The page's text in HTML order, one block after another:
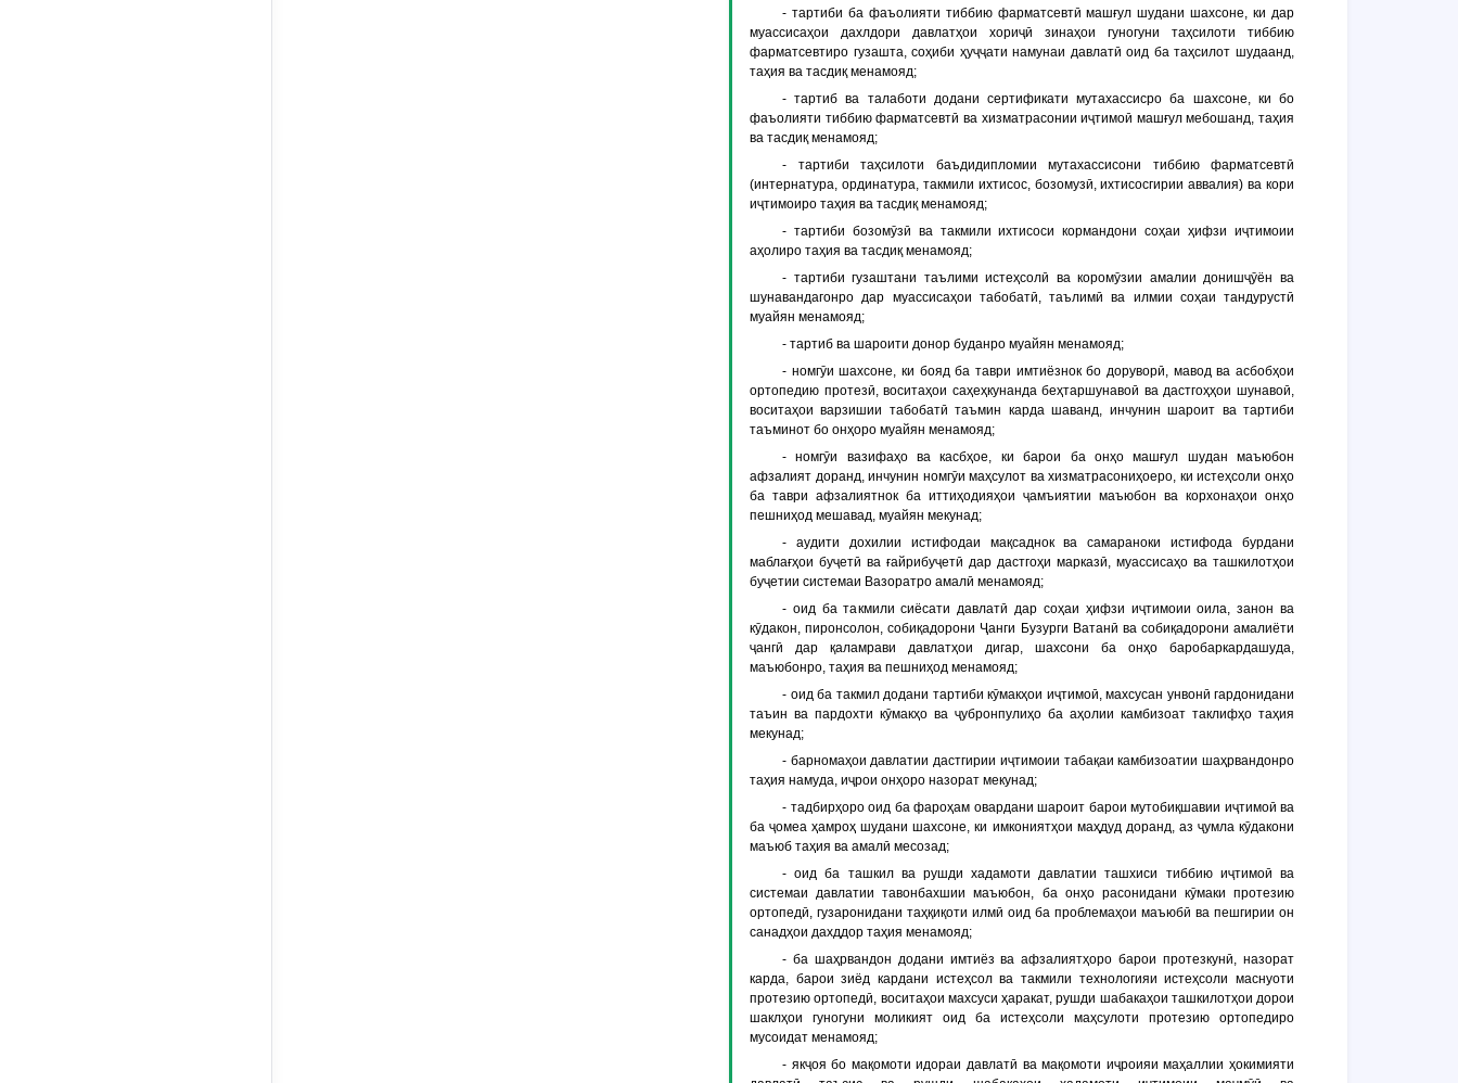
- тартиби ба фаъолияти тиббию фарматсевтӣ машғул шудани шахсоне, ки дар
муассисаҳои дахлдори давлатҳои хориҷӣ зинаҳои гуногуни таҳсилоти тиббию
фарматсевтиро гузашта, соҳиби ҳуҷҷати намунаи давлатӣ оид ба таҳсилот шудаанд,
таҳия ва тасдиқ менамояд;
- тартиб ва талаботи додани сертификати мутахассисро ба шахсоне, ки бо
фаъолияти тиббию фарматсевтӣ ва хизматрасонии иҷтимоӣ машғул мебошанд, таҳия
ва тасдиқ менамояд;
- тартиби таҳсилоти баъдидипломии мутахассисони тиббию фарматсевтӣ
(интернатура, ординатура, такмили ихтисос, бозомузӣ, ихтисосгирии аввалия) ва кори
иҷтимоиро таҳия ва тасдиқ менамояд;
- тартиби бозомӯзӣ ва такмили ихтисоси кормандони соҳаи ҳифзи иҷтимоии
аҳолиро таҳия ва тасдиқ менамояд;
- тартиби гузаштани таълими истеҳсолӣ ва коромӯзии амалии донишҷӯён ва
шунавандагонро дар муассисаҳои табобатӣ, таълимӣ ва илмии соҳаи тандурустӣ
муайян менамояд;
- тартиб ва шароити донор буданро муайян менамояд;
- номгӯи шахсоне, ки бояд ба таври имтиёзнок бо доруворӣ, мавод ва асбобҳои
ортопедию протезӣ, воситаҳои саҳеҳкунанда беҳтаршунавоӣ ва дастгоҳҳои шунавоӣ,
воситаҳои варзишии табобатӣ таъмин карда шаванд, инчунин шароит ва тартиби
таъминот бо онҳоро муайян менамояд;
- номгӯи вазифаҳо ва касбҳое, ки барои ба онҳо машғул шудан маъюбон
афзалият доранд, инчунин номгӯи маҳсулот ва хизматрасониҳоеро, ки истеҳсоли онҳо
ба таври афзалиятнок ба иттиҳодияҳои ҷамъиятии маъюбон ва корхонаҳои онҳо
пешниҳод мешавад, муайян мекунад;
- аудити дохилии истифодаи мақсаднок ва самараноки истифода бурдани
маблағҳои буҷетӣ ва ғайрибуҷетӣ дар дастгоҳи марказӣ, муассисаҳо ва ташкилотҳои
буҷетии системаи Вазоратро амалӣ менамояд;
- оид ба такмили сиёсати давлатӣ дар соҳаи ҳифзи иҷтимоии оила, занон ва
кӯдакон, пиронсолон, собиқадорони Ҷанги Бузурги Ватанӣ ва собиқадорони амалиёти
ҷангӣ дар қаламрави давлатҳои дигар, шахсони ба онҳо баробаркардашуда,
маъюбонро, таҳия ва пешниҳод менамояд;
- оид ба такмил додани тартиби кӯмакҳои иҷтимоӣ, махсусан унвонӣ гардонидани
таъин ва пардохти кӯмакҳо ва ҷубронпулиҳо ба аҳолии камбизоат таклифҳо таҳия
мекунад;
- барномаҳои давлатии дастгирии иҷтимоии табақаи камбизоатии шаҳрвандонро
таҳия намуда, иҷрои онҳоро назорат мекунад;
- тадбирҳоро оид ба фароҳам овардани шароит барои мутобиқшавии иҷтимоӣ ва
ба ҷомеа ҳамроҳ шудани шахсоне, ки имкониятҳои маҳдуд доранд, аз ҷумла кӯдакони
маъюб таҳия ва амалӣ месозад;
- оид ба ташкил ва рушди хадамоти давлатии ташхиси тиббию иҷтимоӣ ва
системаи давлатии тавонбахшии маъюбон, ба онҳо расонидани кӯмаки протезию
ортопедӣ, гузаронидани таҳқиқоти илмӣ оид ба проблемаҳои маъюбӣ ва пешгирии он
санадҳои дахддор таҳия менамояд;
- ба шаҳрвандон додани имтиёз ва афзалиятҳоро барои протезкунӣ, назорат
карда, барои зиёд кардани истеҳсол ва такмили технологияи истеҳсоли маснуоти
протезию ортопедӣ, воситаҳои махсуси ҳаракат, рушди шабакаҳои ташкилотҳои дорои
шаклҳои гуногуни моликият оид ба истеҳсоли маҳсулоти протезию ортопедиро
мусоидат менамояд;
- якҷоя бо мақомоти идораи давлатӣ ва мақомоти иҷроияи маҳаллии ҳокимияти